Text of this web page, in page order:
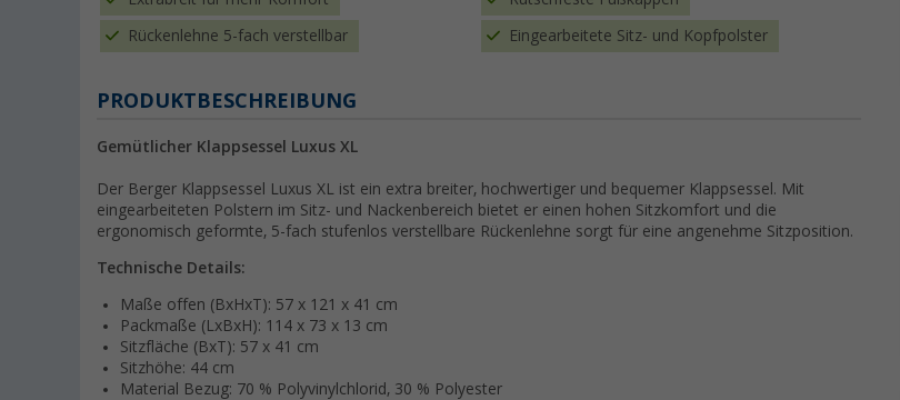
Rückenlehne 5-fach verstellbar Eingearbeitete Sitz- und Kopfpolster
PRODUKTBESCHREIBUNG
Gemütlicher Klappsessel Luxus XL
Der Berger Klappsessel Luxus XL ist ein extra breiter, hochwertiger und bequemer Klappsessel. Mit
eingearbeiteten Polstern im Sitz- und Nackenbereich bietet er einen hohen Sitzkomfort und die
ergonomisch geformte, 5-fach stufenlos verstellbare Rückenlehne sorgt für eine angenehme Sitzposition.
Technische Details:
Maße offen (BxHxT): 57 x 121 x 41 cm
Packmaße (LxBxH): 114 x 73 x 13 cm
Sitzfläche (BxT): 57 x 41 cm
Sitzhöhe: 44 cm
Material Bezug: 70 % Polyvinylchlorid, 30 % Polyester